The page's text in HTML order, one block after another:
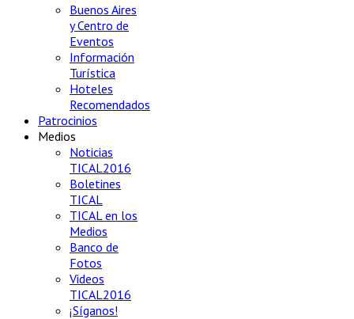
Buenos Aires
y Centro de
Eventos
Información
Turística
Hoteles
Recomendados
Patrocinios
Medios
Noticias
TICAL2016
Boletines
TICAL
TICAL en los
Medios
Banco de
Fotos
Videos
TICAL2016
¡Síganos!